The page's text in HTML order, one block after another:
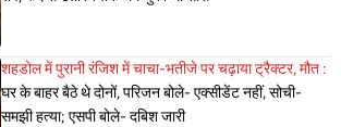
शहडोल में पुरानी रंजिश में चाचा-भतीजे पर चढ़ाया ट्रैक्टर, मौत :
घर के बाहर बैठे थे दोनों, परिजन बोले- एक्सीडेंट नहीं, सोची-
समझी हत्या; एसपी बोले- दबिश जारी